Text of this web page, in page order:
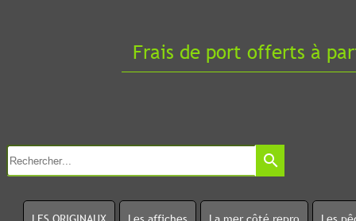
Frais de port offerts à
search